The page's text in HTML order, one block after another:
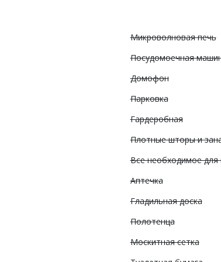
Микроволновая печь
Посудомоечная
Домофон
Парковка
Гардеробная
Плотные шторы и
Все необходимое для
Аптечка
Гладильная доска
Полотенца
Москитная сетка